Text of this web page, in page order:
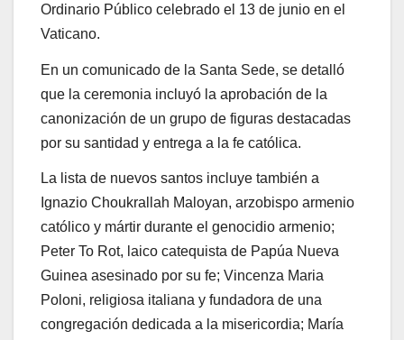
Ordinario Público celebrado el 13 de junio en el
Vaticano.
En un comunicado de la Santa Sede, se detalló
que la ceremonia incluyó la aprobación de la
canonización de un grupo de figuras destacadas
por su santidad y entrega a la fe católica.
La lista de nuevos santos incluye también a
Ignazio Choukrallah Maloyan, arzobispo armenio
católico y mártir durante el genocidio armenio;
Peter To Rot, laico catequista de Papúa Nueva
Guinea asesinado por su fe; Vincenza Maria
Poloni, religiosa italiana y fundadora de una
congregación dedicada a la misericordia; María